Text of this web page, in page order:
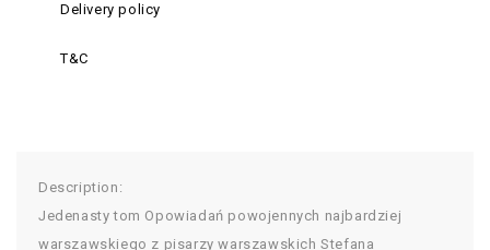
Delivery policy
T&C
Description:
Jedenasty tom Opowiadań powojennych najbardziej
warszawskiego z pisarzy warszawskich Stefana